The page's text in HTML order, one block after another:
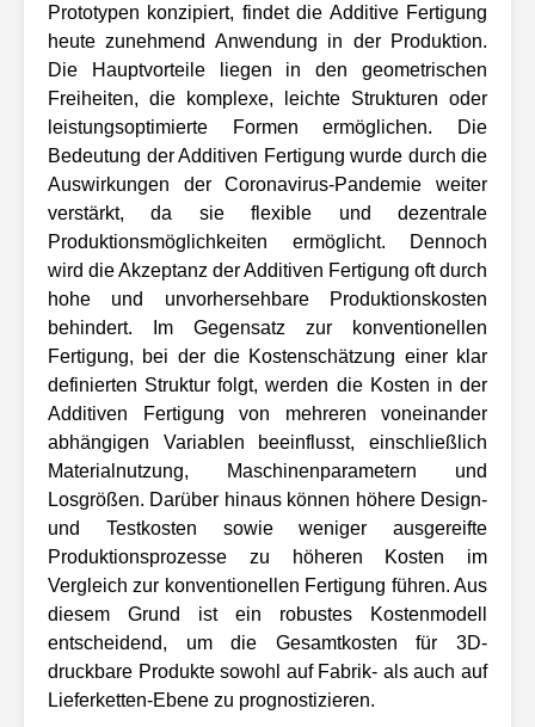
Prototypen konzipiert, findet die Additive Fertigung
heute zunehmend Anwendung in der Produktion.
Die Hauptvorteile liegen in den geometrischen
Freiheiten, die komplexe, leichte Strukturen oder
leistungsoptimierte Formen ermöglichen. Die
Bedeutung der Additiven Fertigung wurde durch die
Auswirkungen der Coronavirus-Pandemie weiter
verstärkt, da sie flexible und dezentrale
Produktionsmöglichkeiten ermöglicht. Dennoch
wird die Akzeptanz der Additiven Fertigung oft durch
hohe und unvorhersehbare Produktionskosten
behindert. Im Gegensatz zur konventionellen
Fertigung, bei der die Kostenschätzung einer klar
definierten Struktur folgt, werden die Kosten in der
Additiven Fertigung von mehreren voneinander
abhängigen Variablen beeinflusst, einschließlich
Materialnutzung, Maschinenparametern und
Losgrößen. Darüber hinaus können höhere Design-
und Testkosten sowie weniger ausgereifte
Produktionsprozesse zu höheren Kosten im
Vergleich zur konventionellen Fertigung führen. Aus
diesem Grund ist ein robustes Kostenmodell
entscheidend, um die Gesamtkosten für 3D-
druckbare Produkte sowohl auf Fabrik- als auch auf
Lieferketten-Ebene zu prognostizieren.